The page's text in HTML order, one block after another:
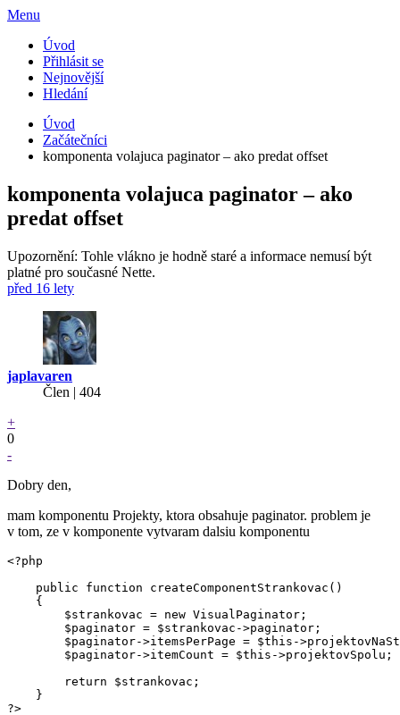
Menu
Úvod
Přihlásit se
Nejnovější
Hledání
Úvod
Začátečníci
komponenta volajuca paginator – ako predat offset
komponenta volajuca paginator – ako
predat offset
Upozornění: Tohle vlákno je hodně staré a informace nemusí být
platné pro současné Nette.
před 16 lety
japlavaren
Člen | 404
+
0
-
Dobry den,
mam komponentu Projekty, ktora obsahuje paginator. problem je
v tom, ze v komponente vytvaram dalsiu komponentu
<?php
    public function createComponentStrankovac()
    {
        $strankovac = new VisualPaginator;
        $paginator = $strankovac->paginator;
$paginator->itemsPerPage = $this-
        $paginator->itemCount = $this->projektovSpolu;
        return $strankovac;
    }
?>